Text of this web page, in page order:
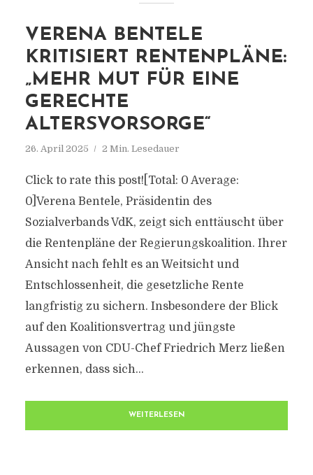
VERENA BENTELE
KRITISIERT RENTENPLÄNE:
„MEHR MUT FÜR EINE
GERECHTE
ALTERSVORSORGE“
26. April 2025 2 Min. Lesedauer
Click to rate this post![Total: 0 Average:
0]Verena Bentele, Präsidentin des
Sozialverbands VdK, zeigt sich enttäuscht über
die Rentenpläne der Regierungskoalition. Ihrer
Ansicht nach fehlt es an Weitsicht und
Entschlossenheit, die gesetzliche Rente
langfristig zu sichern. Insbesondere der Blick
auf den Koalitionsvertrag und jüngste
Aussagen von CDU-Chef Friedrich Merz ließen
erkennen, dass sich...
WEITERLESEN